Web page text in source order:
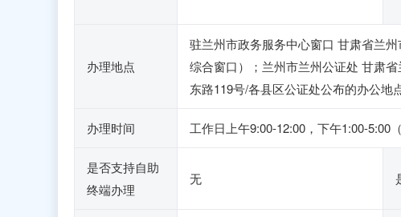
办理地点
驻兰州市政务服务中心窗口 甘肃省兰
综合窗口）；兰州市兰州公证处 甘肃
东路119号/各县区公证处公布的办公地
办理时间 工作日上午9:00-12:00，下午1:00-5:00
是否支持自助
终端办理
无